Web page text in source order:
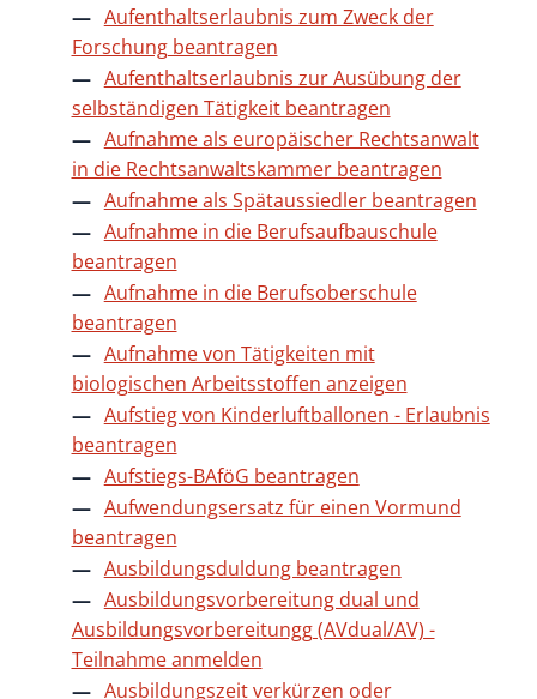
Aufenthaltserlaubnis zum Zweck der
Forschung beantragen
Aufenthaltserlaubnis zur Ausübung der
selbständigen Tätigkeit beantragen
Aufnahme als europäischer Rechtsanwalt
in die Rechtsanwaltskammer beantragen
Aufnahme als Spätaussiedler beantragen
Aufnahme in die Berufsaufbauschule
beantragen
Aufnahme in die Berufsoberschule
beantragen
Aufnahme von Tätigkeiten mit
biologischen Arbeitsstoffen anzeigen
Aufstieg von Kinderluftballonen - Erlaubnis
beantragen
Aufstiegs-BAföG beantragen
Aufwendungsersatz für einen Vormund
beantragen
Ausbildungsduldung beantragen
Ausbildungsvorbereitung dual und
Ausbildungsvorbereitungg (AVdual/AV) -
Teilnahme anmelden
Ausbildungszeit verkürzen oder